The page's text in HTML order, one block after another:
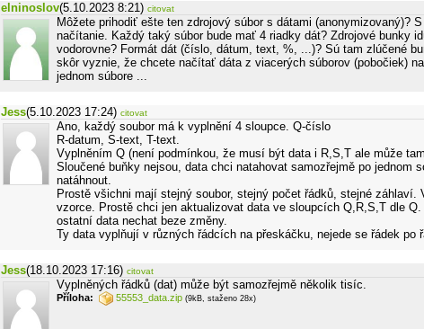
elninoslov(5.10.2023 8:21) citovat
Môžete prihodiť ešte ten zdrojový súbor s dátami (anonymizovaný)?
načítanie. Každý taký súbor bude mať 4 riadky dát? Zdrojové bunky
vodorovne? Formát dát (číslo, dátum, text, %, ...)? Sú tam zlúčené
skôr vyznie, že chcete načítať dáta z viacerých súborov (pobočiek)
jednom súbore ...
Jess(5.10.2023 17:24) citovat
Ano, každý soubor má k vyplnění 4 sloupce. Q-číslo
R-datum, S-text, T-text.
Vyplněním Q (není podmínkou, že musí být data i R,S,T ale může
Sloučené buňky nejsou, data chci natahovat samozřejmě po jednom
natáhnout.
Prostě všichni mají stejný soubor, stejný počet řádků, stejné záhlaví.
vzorce. Prostě chci jen aktualizovat data ve sloupcích Q,R,S,T dle
ostatní data nechat beze změny.
Ty data vyplňují v různých řádcích na přeskáčku, nejede se řádek po
Jess(18.10.2023 17:16) citovat
Vyplněných řádků (dat) může být samozřejmě několik tisíc.
Příloha: 55553_data.zip (9kB, staženo 28x)